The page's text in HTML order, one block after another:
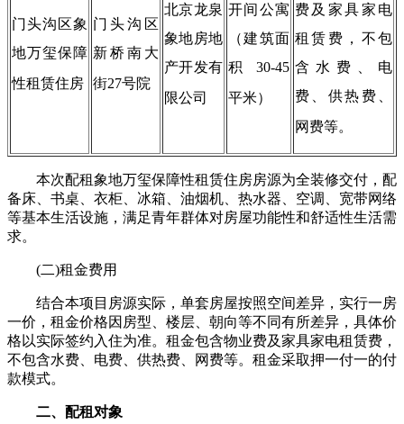
门头沟区象
地万玺保障
性租赁住房
门头沟区
新桥南大
街27号院
北京龙泉
象地房地
产开发有
限公司
开间公寓
（建筑面
积30-45
平米）
费及家具家电
租赁费，不包
含水费、电
费、供热费、
网费等。
本次配租象地万玺保障性租赁住房房源为全装修交付，配
备床、书桌、衣柜、冰箱、油烟机、热水器、空调、宽带网络
等基本生活设施，满足青年群体对房屋功能性和舒适性生活需
求。
(二)租金费用
结合本项目房源实际，单套房屋按照空间差异，实行一房
一价，租金价格因房型、楼层、朝向等不同有所差异，具体价
格以实际签约入住为准。租金包含物业费及家具家电租赁费，
不包含水费、电费、供热费、网费等。租金采取押一付一的付
款模式。
二、配租对象